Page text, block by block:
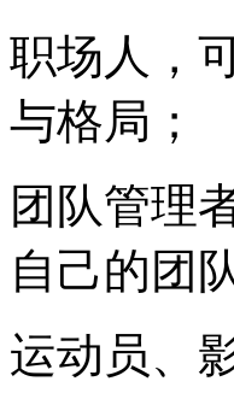
职场人，
与格局；
团队管理
自己的团
运动员、